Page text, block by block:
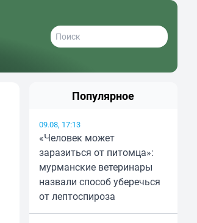
Популярное
09.08, 17:13
«Человек может
заразиться от питомца»:
мурманские ветеринары
назвали способ уберечься
от лептоспироза